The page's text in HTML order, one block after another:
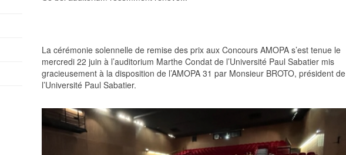
La cérémonie solennelle de remise des prix aux Concours AMOPA s’est tenue le
mercredi 22 juin à l’auditorium Marthe Condat de l’Université Paul Sabatier mis
gracieusement à la disposition de l’AMOPA 31 par Monsieur BROTO, président de
l’Université Paul Sabatier.